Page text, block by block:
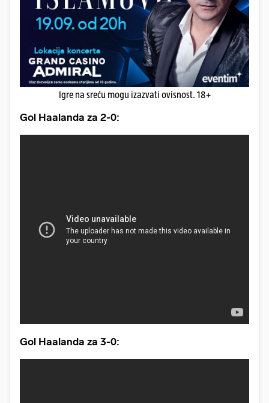
Igre na sreću mogu izazvati ovisnost. 18+
Gol Haalanda za 2-0:
Gol Haalanda za 3-0: